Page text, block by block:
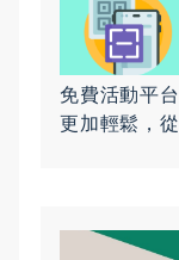
免費活動平
更加輕鬆，